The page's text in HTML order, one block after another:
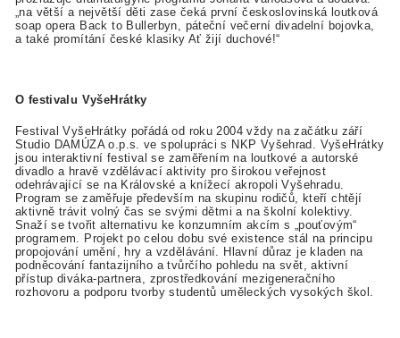
„na větší a největší děti zase čeká první českoslovinská loutková
soap opera Back to Bullerbyn, páteční večerní divadelní bojovka,
a také promítání české klasiky Ať žijí duchové!“
O festivalu VyšeHrátky
Festival VyšeHrátky pořádá od roku 2004 vždy na začátku září
Studio DAMÚZA o.p.s. ve spolupráci s NKP Vyšehrad. VyšeHrátky
jsou interaktivní festival se zaměřením na loutkové a autorské
divadlo a hravě vzdělávací aktivity pro širokou veřejnost
odehrávající se na Královské a knížecí akropoli Vyšehradu.
Program se zaměřuje především na skupinu rodičů, kteří chtějí
aktivně trávit volný čas se svými dětmi a na školní kolektivy.
Snaží se tvořit alternativu ke konzumním akcím s „pouťovým“
programem. Projekt po celou dobu své existence stál na principu
propojování umění, hry a vzdělávání. Hlavní důraz je kladen na
podněcování fantazijního a tvůrčího pohledu na svět, aktivní
přístup diváka-partnera, zprostředkování mezigeneračního
rozhovoru a podporu tvorby studentů uměleckých vysokých škol.